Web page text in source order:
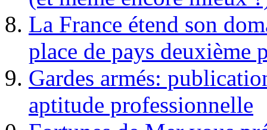
La France étend son
place de pays deuxième
Gardes armés:
aptitude professionnelle